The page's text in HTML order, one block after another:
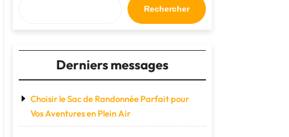
Rechercher
Derniers messages
Choisir le Sac de Randonnée Parfait pour
Vos Aventures en Plein Air